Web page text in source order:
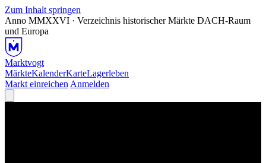
Zum Inhalt springen
Anno MMXXVI · Verzeichnis historischer Märkte DACH-Raum
und Europa
Marktvogt
MärkteKalenderKarteLagerleben
Markt einreichen Anmelden